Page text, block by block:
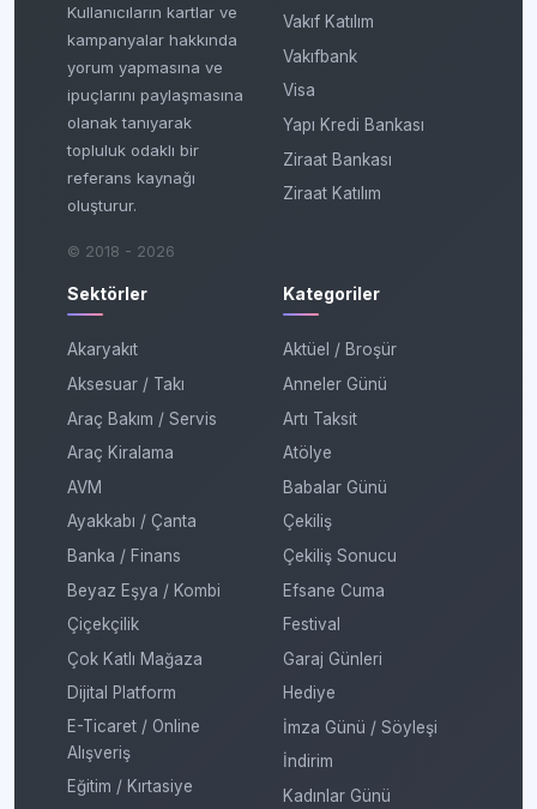
Kullanıcıların kartlar ve
kampanyalar hakkında
yorum yapmasına ve
ipuçlarını paylaşmasına
olanak tanıyarak
topluluk odaklı bir
referans kaynağı
oluşturur.
© 2018 - 2026
Vakıf Katılım
Vakıfbank
Visa
Yapı Kredi Bankası
Ziraat Bankası
Ziraat Katılım
Sektörler
Akaryakıt
Aksesuar / Takı
Araç Bakım / Servis
Araç Kiralama
AVM
Ayakkabı / Çanta
Banka / Finans
Beyaz Eşya / Kombi
Çiçekçilik
Çok Katlı Mağaza
Dijital Platform
E-Ticaret / Online
Alışveriş
Eğitim / Kırtasiye
Kategoriler
Aktüel / Broşür
Anneler Günü
Artı Taksit
Atölye
Babalar Günü
Çekiliş
Çekiliş Sonucu
Efsane Cuma
Festival
Garaj Günleri
Hediye
İmza Günü / Söyleşi
İndirim
Kadınlar Günü